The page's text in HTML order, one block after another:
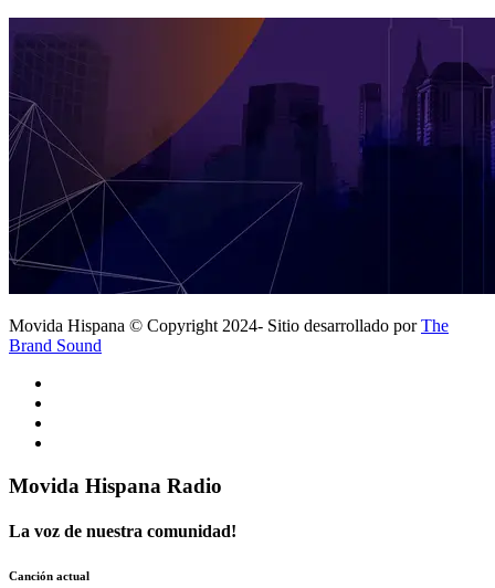
Movida Hispana © Copyright 2024- Sitio desarrollado porThe
Brand Sound
Movida Hispana Radio
La voz de nuestra comunidad!
Canción actual